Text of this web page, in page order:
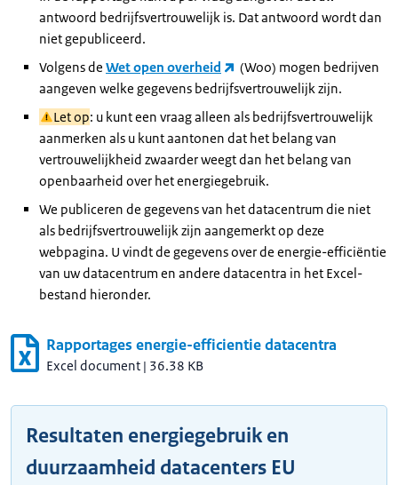
antwoord bedrijfsvertrouwelijk is. Dat antwoord wordt dan
niet gepubliceerd.
Volgens de Wet open overheid
(Woo) mogen bedrijven
aangeven welke gegevens bedrijfsvertrouwelijk zijn.
Let op: u kunt een vraag alleen als bedrijfsvertrouwelijk
aanmerken als u kunt aantonen dat het belang van
vertrouwelijkheid zwaarder weegt dan het belang van
openbaarheid over het energiegebruik.
We publiceren de gegevens van het datacentrum die niet
als bedrijfsvertrouwelijk zijn aangemerkt op deze
webpagina. U vindt de gegevens over de energie-efficiëntie
van uw datacentrum en andere datacentra in het Excel-
bestand hieronder.
Rapportages energie-efficientie datacentra
Excel document | 36.38 KB
Resultaten energiegebruik en
duurzaamheid datacenters EU